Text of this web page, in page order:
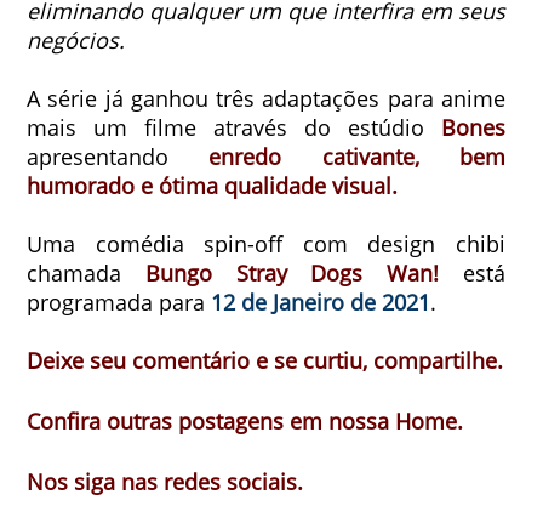
eliminando qualquer um que interfira em seus
negócios.
A série já ganhou três adaptações para anime
mais um filme através do estúdio Bones
apresentando enredo cativante, bem
humorado e ótima qualidade visual.
Uma comédia spin-off com design chibi
chamada Bungo Stray Dogs Wan! está
programada para 12 de Janeiro de 2021.
Deixe seu comentário e se curtiu, compartilhe.
Confira outras postagens em nossa Home.
Nos siga nas redes sociais.